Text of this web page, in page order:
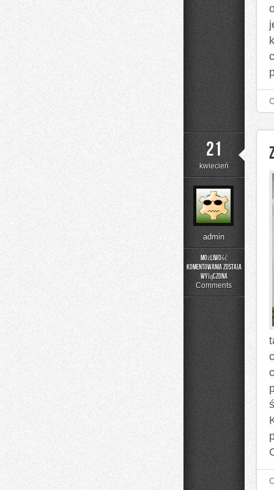
21
kwiecień
admin
Możliwość
komentowania
Zdrowy
Życia
została
wyłączona
Comments